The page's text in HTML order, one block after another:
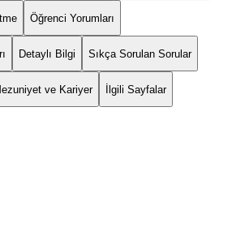
Öğrenci Yorumları
Detaylı Bilgi Sıkça Sorulan Sorular
ve Kariyer İlgili Sayfalar